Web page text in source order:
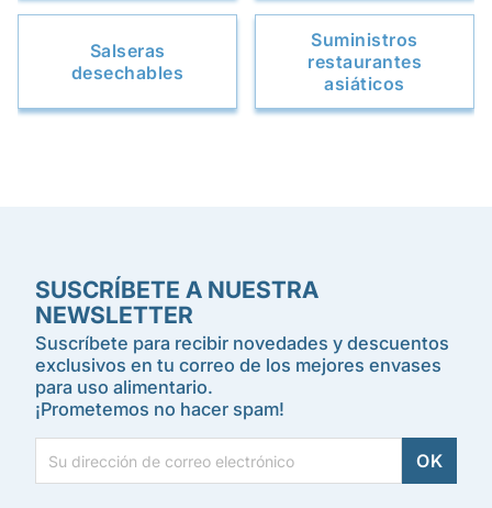
Salseras
desechables
Suministros
restaurantes
asiáticos
SUSCRÍBETE A NUESTRA
NEWSLETTER
Suscríbete para recibir novedades y descuentos
exclusivos en tu correo de los mejores envases
para uso alimentario.
¡Prometemos no hacer spam!